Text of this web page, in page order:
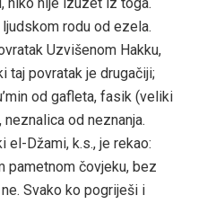
rodu od ezela.
Uzvišenom Hakku,
taj povratak je drugačiji;
od gafleta, fasik (veliki
od neznanja.
el-Džami, k.s., je rekao:
pametnom čovjeku, bez
Svako ko pogriješi i